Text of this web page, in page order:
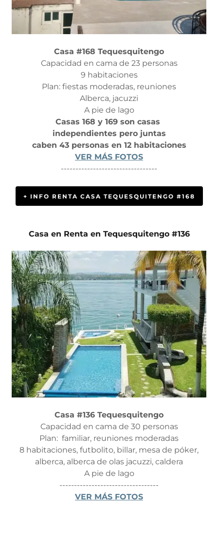
Casa #168 Tequesquitengo
Capacidad en cama de 23 personas
9 habitaciones
Plan: fiestas moderadas, reuniones
Alberca, jacuzzi
A pie de lago
Casas 168 y 169 son casas
independientes pero juntas
caben 43 personas en 12 habitaciones
VER MÁS FOTOS
---------------------------------
+ INFO RENTA CASA TEQUESQUITENGO #168
Casa en Renta en Tequesquitengo #136
Casa #136 Tequesquitengo
Capacidad en cama de 30 personas
Plan: familiar, reuniones moderadas
8 habitaciones, futbolito, billar, mesa de póker,
alberca, alberca de olas jacuzzi, caldera
A pie de lago
----------------------------------
VER MÁS FOTOS